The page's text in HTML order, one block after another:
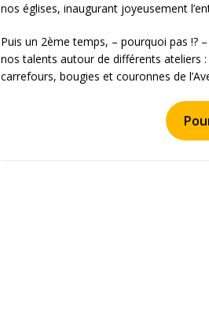
nos églises, inaugurant joyeusement
Puis un 2ème temps, – pourquoi pas !?
nos talents autour de différents ateliers
carrefours, bougies et couronnes de